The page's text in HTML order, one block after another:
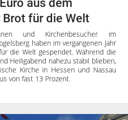
aus dem
für die Welt
und Kirchenbesucher im
haben im vergangenen Jahr
die Welt gespendet. Während die
Heiligabend nahezu stabil blieben,
Kirche in Hessen und Nassau
von fast 13 Prozent.